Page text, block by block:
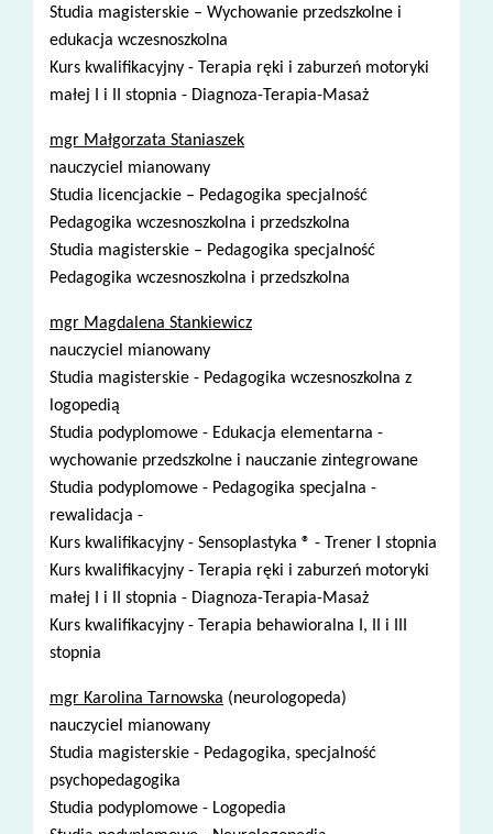
Studia magisterskie – Wychowanie przedszkolne i
edukacja wczesnoszkolna
Kurs kwalifikacyjny - Terapia ręki i zaburzeń motoryki
małej I i II stopnia - Diagnoza-Terapia-Masaż
mgr Małgorzata Staniaszek
nauczyciel mianowany
Studia licencjackie – Pedagogika specjalność
Pedagogika wczesnoszkolna i przedszkolna
Studia magisterskie – Pedagogika specjalność
Pedagogika wczesnoszkolna i przedszkolna
mgr Magdalena Stankiewicz
nauczyciel mianowany
Studia magisterskie - Pedagogika wczesnoszkolna z
logopedią
Studia podyplomowe - Edukacja elementarna -
wychowanie przedszkolne i nauczanie zintegrowane
Studia podyplomowe - Pedagogika specjalna -
rewalidacja -
Kurs kwalifikacyjny - Sensoplastyka ® - Trener I stopnia
Kurs kwalifikacyjny - Terapia ręki i zaburzeń motoryki
małej I i II stopnia - Diagnoza-Terapia-Masaż
Kurs kwalifikacyjny - Terapia behawioralna I, II i III
stopnia
mgr Karolina Tarnowska (neurologopeda)
nauczyciel mianowany
Studia magisterskie - Pedagogika, specjalność
psychopedagogika
Studia podyplomowe - Logopedia